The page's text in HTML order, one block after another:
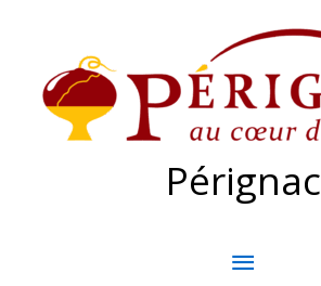
Pérignac
MENU